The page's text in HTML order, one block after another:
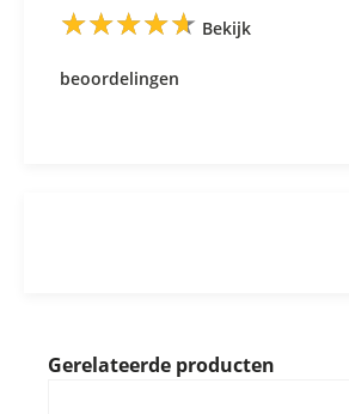
★★★★★
★★★★★ Bekijk
beoordelingen
Gerelateerde producten